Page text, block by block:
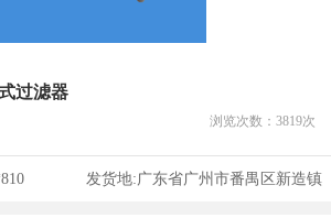
过滤器
浏览次数： 3819次
发货地:广东省广州市番禺区新造镇